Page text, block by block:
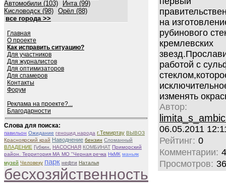
Автомобили (103)
Инта (99)
Кисловодск (98) Орёл (88)
все города >>
Главная
О проекте
Как исправить ситуацию?
Для участников
Для журналистов
Для оптимизаторов
Для спамеров
Контакты
Форум
Реклама на проекте?...
Благодарности
Слова для поиска:
павильон Ожидание геноцид народа г.Темиртау ВЫВОЗ
Красноярский край Наводнение бензин Сломанный
ВЛАДЕНИЕ Губкин. НАСОСНАЯ КОМБИНАТ Приморский
район. Территория МА МО "Черная речка НкМК маньяк
музей Человеку парк нефти Наталья
бесхозяйственность
на
рубинового
кремлевских
работой с
изменять
Автор:
06.05.2011
Рейтинг: 0
Комментарии: 4
Просмотров: